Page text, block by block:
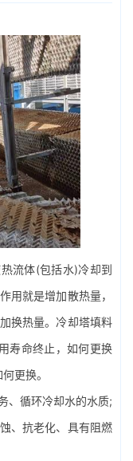
流体(包括水)冷却到
用就是增加散热量，
换热量。冷却塔填料
寿命终止，如何更换
更换。
循环冷却水的水质;
、抗老化、具有阻燃